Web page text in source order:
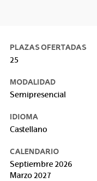
PLAZAS OFERTADAS
25
MODALIDAD
Semipresencial
IDIOMA
Castellano
CALENDARIO
Septiembre 2026
Marzo 2027